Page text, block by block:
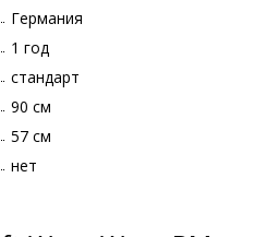
Германия
1 год
стандарт
90 см
57 см
нет